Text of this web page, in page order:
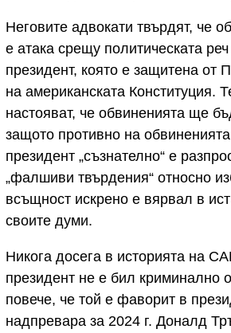
Неговите адвокати твърдят, че
е атака срещу политическата
президент, която е защитена от
на американската Конституция.
настояват, че обвиненията ще
защото противно на
президент „съзнателно“ е
„фалшиви твърдения“ относно
всъщност искрено е вярвал в
своите думи.
Никога досега в историята на
президент не е бил криминално
повече, че той е фаворит в
надпревара за 2024 г. Доналд